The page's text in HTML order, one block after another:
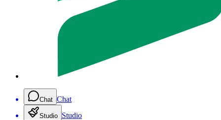
Chat Chat
Studio Studio